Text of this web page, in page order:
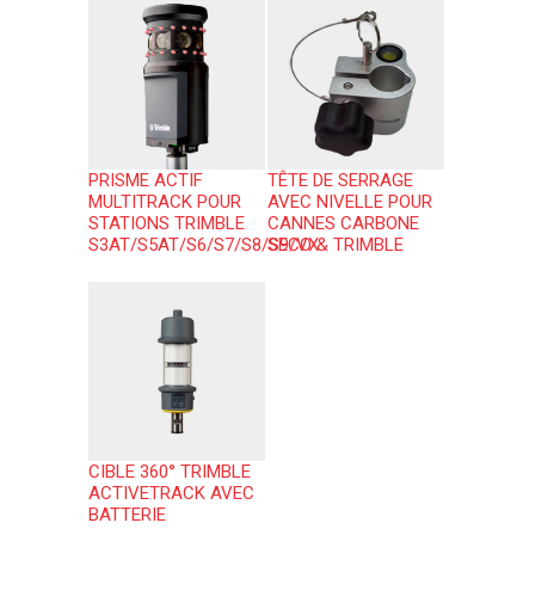
PRISME ACTIF
MULTITRACK POUR
STATIONS TRIMBLE
S3AT/S5AT/S6/S7/S8/S9/VX
TÊTE DE SERRAGE
AVEC NIVELLE POUR
CANNES CARBONE
SECO & TRIMBLE
CIBLE 360° TRIMBLE
ACTIVETRACK AVEC
BATTERIE